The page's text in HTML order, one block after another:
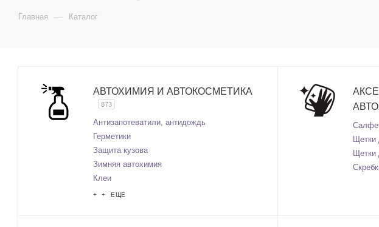
Главная — Каталог
АВТОХИМИЯ И АВТОКОСМЕТИКА
873
Антизапотеватили, антидождь
Герметики
Защита кузова
Зимняя автохимия
Клеи
+ + ЕЩЕ
Щетки
Щетки